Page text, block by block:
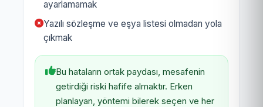
ayarlamamak
Yazılı sözleşme ve eşya listesi olmadan yola
çıkmak
Bu hataların ortak paydası, mesafenin
getirdiği riski hafife almaktır. Erken
planlayan, yöntemi bilerek seçen ve her